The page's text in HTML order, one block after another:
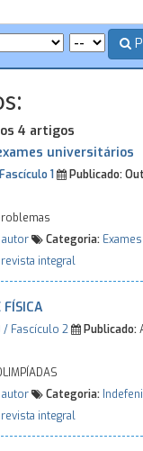
4 artigos
universitários
1 Publicado:
autor Categoria:
integral
FÍSICA
Fascículo 2 Publicado:
autor Categoria:
integral